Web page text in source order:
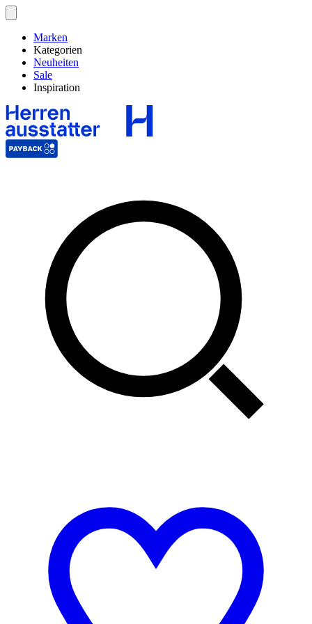
Marken
Kategorien
Neuheiten
Sale
Inspiration